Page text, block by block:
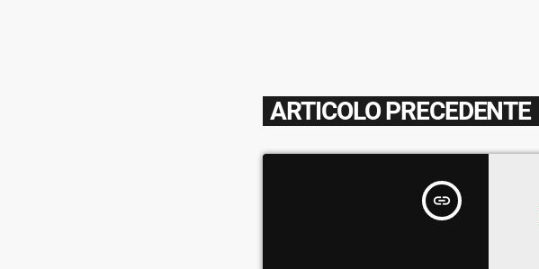
ARTICOLO PRECEDENTE
insert_link